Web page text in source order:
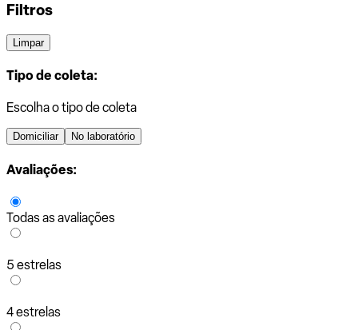
Filtros
Limpar
Tipo de coleta:
Escolha o tipo de coleta
Domiciliar No laboratório
Avaliações:
Todas as avaliações
5 estrelas
4 estrelas